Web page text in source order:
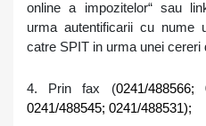
online a impozitelor“ sau
urma autentificarii cu nume
catre SPIT in urma unei cereri
4. Prin fax (0241/488566;
0241/488545; 0241/488531);